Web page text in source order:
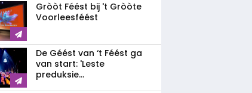
Gròòt Féést bij 't Gròòte
Voorleesféést
De Géést van ‘t Féést ga
van start: 'Leste
preduksie...